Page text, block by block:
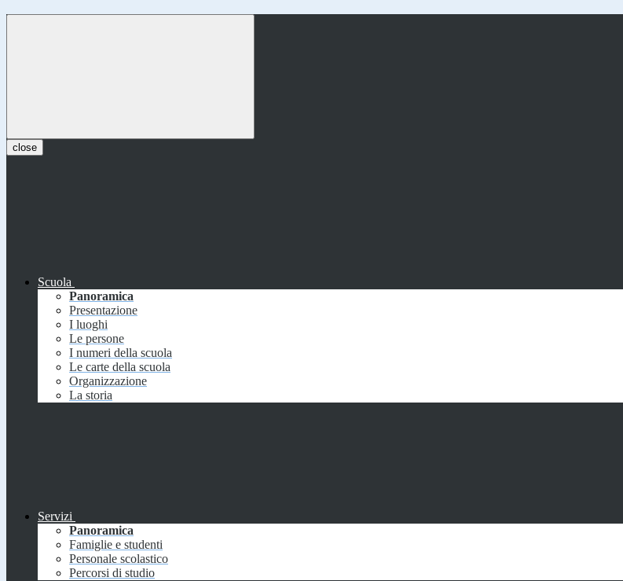
close
Scuola
Panoramica
Presentazione
I luoghi
Le persone
I numeri della scuola
Le carte della scuola
Organizzazione
La storia
Servizi
Panoramica
Famiglie e studenti
Personale scolastico
Percorsi di studio